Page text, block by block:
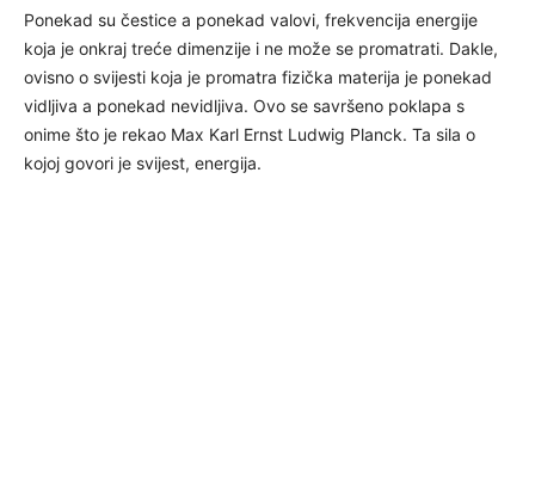
Ponekad su čestice a ponekad valovi, frekvencija energije
koja je onkraj treće dimenzije i ne može se promatrati. Dakle,
ovisno o svijesti koja je promatra fizička materija je ponekad
vidljiva a ponekad nevidljiva. Ovo se savršeno poklapa s
onime što je rekao Max Karl Ernst Ludwig Planck. Ta sila o
kojoj govori je svijest, energija.